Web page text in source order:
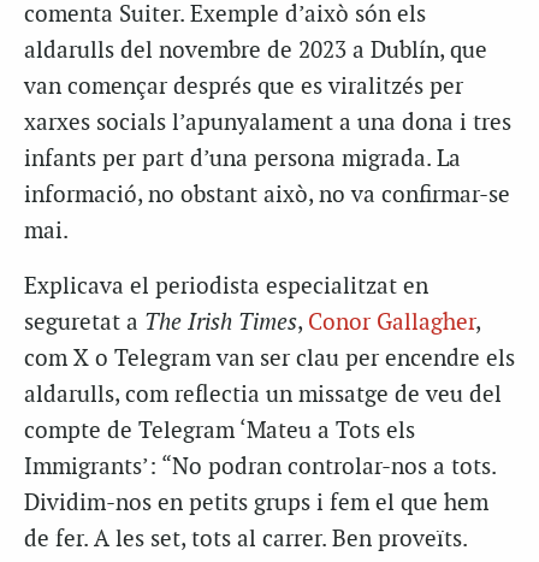
comenta Suiter. Exemple d’això són els
aldarulls del novembre de 2023 a Dublín, que
van començar després que es viralitzés per
xarxes socials l’apunyalament a una dona i tres
infants per part d’una persona migrada. La
informació, no obstant això, no va confirmar-se
mai.
Explicava el periodista especialitzat en
seguretat a The Irish Times, Conor Gallagher,
com X o Telegram van ser clau per encendre els
aldarulls, com reflectia un missatge de veu del
compte de Telegram ‘Mateu a Tots els
Immigrants’: “No podran controlar-nos a tots.
Dividim-nos en petits grups i fem el que hem
de fer. A les set, tots al carrer. Ben proveïts.